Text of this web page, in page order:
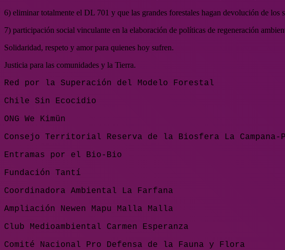
6) eliminar totalmente el DL 701 y que las grandes forestales hagan devolución de los
7) participación social vinculante en la elaboración de políticas de regeneración
Solidaridad, respeto y amor para quienes hoy sufren.
Justicia para las comunidades y la Tierra.
Red por la Superación del Modelo Forestal
Chile Sin Ecocidio
ONG We Kimün
Consejo Territorial Reserva de la Biosfera La Campana-
Entramas por el Bio-Bio
Fundación Tantí
Coordinadora Ambiental La Farfana
Ampliación Newen Mapu Malla Malla
Club Medioambiental Carmen Esperanza
Comité Nacional Pro Defensa de la Fauna y Flora